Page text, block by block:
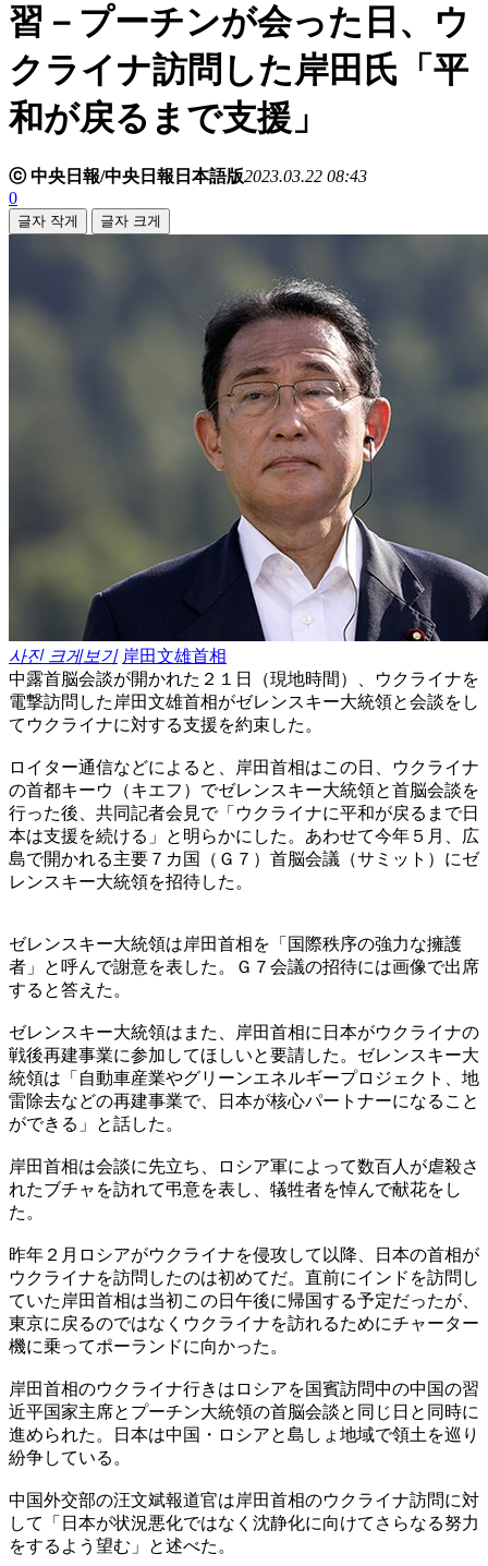
習－プーチンが会った日、ウ
クライナ訪問した岸田氏「平
和が戻るまで支援」
ⓒ 中央日報/中央日報日本語版2023.03.22 08:43
0
글자 작게 글자 크게
사진 크게보기 岸田文雄首相
中露首脳会談が開かれた２１日（現地時間）、ウクライナを
電撃訪問した岸田文雄首相がゼレンスキー大統領と会談をし
てウクライナに対する支援を約束した。
ロイター通信などによると、岸田首相はこの日、ウクライナ
の首都キーウ（キエフ）でゼレンスキー大統領と首脳会談を
行った後、共同記者会見で「ウクライナに平和が戻るまで日
本は支援を続ける」と明らかにした。あわせて今年５月、広
島で開かれる主要７カ国（Ｇ７）首脳会議（サミット）にゼ
レンスキー大統領を招待した。
ゼレンスキー大統領は岸田首相を「国際秩序の強力な擁護
者」と呼んで謝意を表した。Ｇ７会議の招待には画像で出席
すると答えた。
ゼレンスキー大統領はまた、岸田首相に日本がウクライナの
戦後再建事業に参加してほしいと要請した。ゼレンスキー大
統領は「自動車産業やグリーンエネルギープロジェクト、地
雷除去などの再建事業で、日本が核心パートナーになること
ができる」と話した。
岸田首相は会談に先立ち、ロシア軍によって数百人が虐殺さ
れたブチャを訪れて弔意を表し、犠牲者を悼んで献花をし
た。
昨年２月ロシアがウクライナを侵攻して以降、日本の首相が
ウクライナを訪問したのは初めてだ。直前にインドを訪問し
ていた岸田首相は当初この日午後に帰国する予定だったが、
東京に戻るのではなくウクライナを訪れるためにチャーター
機に乗ってポーランドに向かった。
岸田首相のウクライナ行きはロシアを国賓訪問中の中国の習
近平国家主席とプーチン大統領の首脳会談と同じ日と同時に
進められた。日本は中国・ロシアと島しょ地域で領土を巡り
紛争している。
中国外交部の汪文斌報道官は岸田首相のウクライナ訪問に対
して「日本が状況悪化ではなく沈静化に向けてさらなる努力
をするよう望む」と述べた。